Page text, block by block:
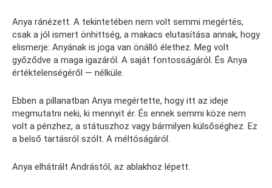
Anya ránézett. A tekintetében nem volt semmi megértés,
csak a jól ismert önhittség, a makacs elutasítása annak, hogy
elismerje: Anyának is joga van önálló élethez. Meg volt
győződve a maga igazáról. A saját fontosságáról. És Anya
értéktelenségéről — nélküle.
Ebben a pillanatban Anya megértette, hogy itt az ideje
megmutatni neki, ki mennyit ér. És ennek semmi köze nem
volt a pénzhez, a státuszhoz vagy bármilyen külsőséghez. Ez
a belső tartásról szólt. A méltóságáról.
Anya elhátrált Andrástól, az ablakhoz lépett.